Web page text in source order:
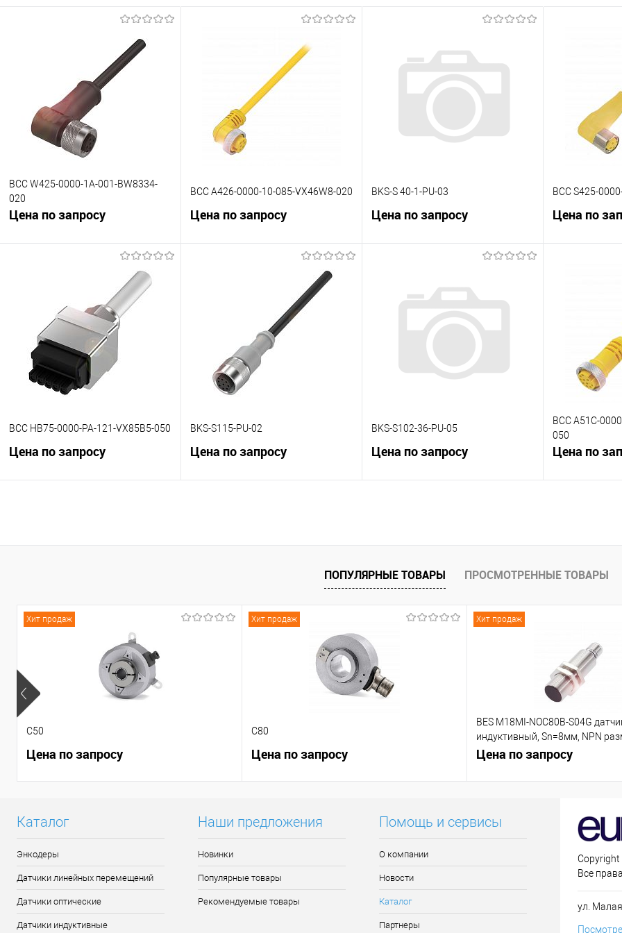
BCC W425-0000-1A-001-BW8334-
020
Цена по запросу
В корзину
В избранное
Под заказ
BCC A426-0000-10-085-VX46W8-020
Цена по запросу
В корзину
BKS-S 40-1-PU-03
Цена по запросу
В корзину
К сравнению
В избранное
Под заказ
BCC S425-
Цена по
BCC HB75-0000-PA-121-VX85B5-050
Цена по запросу
BKS-S115-PU-02
Цена по запросу
BKS-S102-36-PU-05
Цена по запросу
BCC A51C-
050
Цена по
ПОПУЛЯРНЫЕ ТОВАРЫ ПРОСМОТРЕННЫЕ ТОВАРЫ
Хит продаж
C50
Цена по запросу
Хит продаж
C80
Цена по запросу
Хит продаж
BES M18MI-NOC80B-S04G
индуктивный, Sn=8мм, NPN
контакт (NC)
Цена по запросу
Каталог
Энкодеры
Датчики линейных перемещений
Датчики оптические
Датчики индуктивные
Наши предложения
Новинки
Популярные товары
Рекомендуемые товары
Помощь и сервисы
О компании
Новости
Каталог
Партнеры
Copyright
Все
ул.